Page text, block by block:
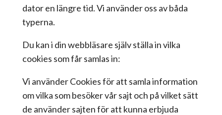
dator en längre tid. Vi använder oss av båda
typerna.
Du kan i din webbläsare själv ställa in vilka
cookies som får samlas in:
Vi använder Cookies för att samla information
om vilka som besöker vår sajt och på vilket sätt
de använder sajten för att kunna erbjuda